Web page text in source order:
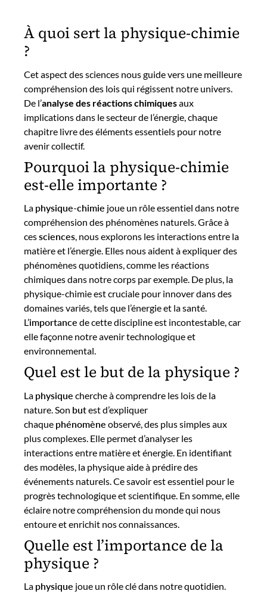
À quoi sert la physique-chimie
?
Cet aspect des sciences nous guide vers une meilleure
compréhension des lois qui régissent notre univers.
De l’analyse des réactions chimiquesaux
implications dans le secteur de l’énergie, chaque
chapitre livre des éléments essentiels pour notre
avenir collectif.
Pourquoi la physique-chimie
est-elle importante ?
La physique-chimie joue un rôle essentiel dans notre
compréhension des phénomènes naturels. Grâce à
cessciences, nous explorons les interactions entre la
matière et l’énergie. Elles nous aident à expliquer des
phénomènes quotidiens, comme les réactions
chimiques dans notre corps par exemple. De plus, la
physique-chimie est cruciale pour innover dans des
domaines variés, tels que l’énergie et la santé.
L’importance de cette discipline est incontestable, car
elle façonne notre avenir technologique et
environnemental.
Quel est le but de la physique ?
La physique cherche à comprendre les lois de la
nature. Son butest d’expliquer
chaque phénomène observé, des plus simples aux
plus complexes. Elle permet d’analyser les
interactions entre matière et énergie. En identifiant
des modèles, la physique aide à prédire des
événements naturels. Ce savoir est essentiel pour le
progrès technologique et scientifique. En somme, elle
éclaire notre compréhension du monde qui nous
entoure et enrichit nos connaissances.
Quelle est l’importance de la
physique ?
La physique joue un rôle clé dans notre quotidien.